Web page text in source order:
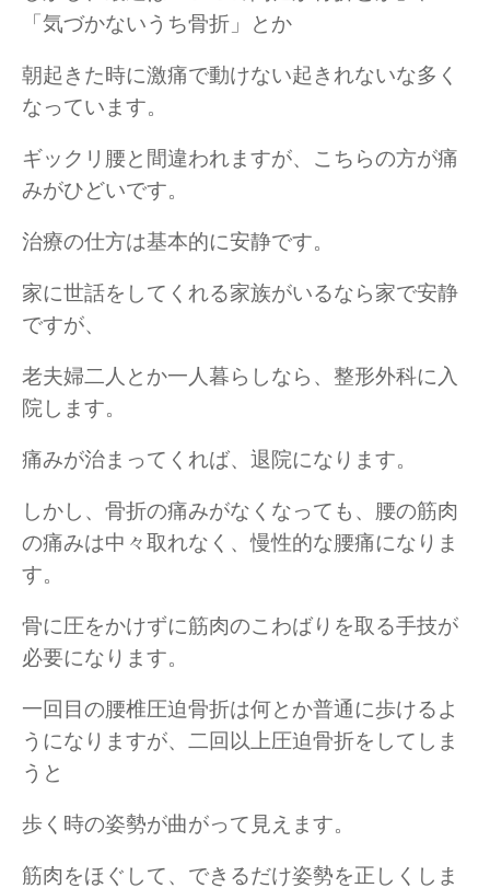
「気づかないうち骨折」とか
朝起きた時に激痛で動けない起きれないな多く
なっています。
ギックリ腰と間違われますが、こちらの方が痛
みがひどいです。
治療の仕方は基本的に安静です。
家に世話をしてくれる家族がいるなら家で安静
ですが、
老夫婦二人とか一人暮らしなら、整形外科に入
院します。
痛みが治まってくれば、退院になります。
しかし、骨折の痛みがなくなっても、腰の筋肉
の痛みは中々取れなく、慢性的な腰痛になりま
す。
骨に圧をかけずに筋肉のこわばりを取る手技が
必要になります。
一回目の腰椎圧迫骨折は何とか普通に歩けるよ
うになりますが、二回以上圧迫骨折をしてしま
うと
歩く時の姿勢が曲がって見えます。
筋肉をほぐして、できるだけ姿勢を正しくしま